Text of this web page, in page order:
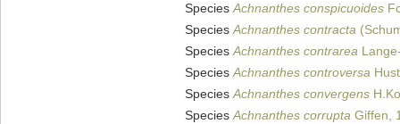
SpeciesAchnanthes conspicuoides
SpeciesAchnanthes contracta
SpeciesAchnanthes contrarea
SpeciesAchnanthes controversa
SpeciesAchnanthes convergens
SpeciesAchnanthes corrupta Giffen,